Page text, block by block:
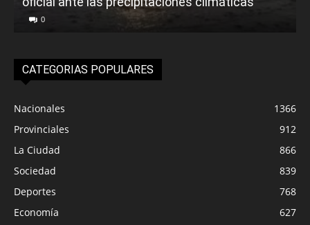
0
CATEGORIAS POPULARES
Nacionales
1366
Provinciales
912
La Ciudad
866
Sociedad
839
Deportes
768
Economía
627